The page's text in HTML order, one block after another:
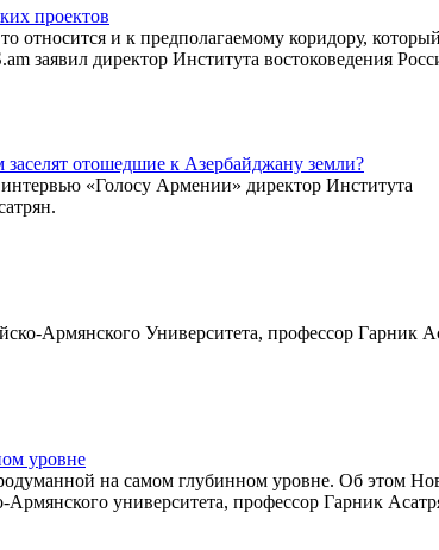
проектов
относится и к предполагаемому коридору,
заявил директор Института востоковедения
отошедшие к Азербайджану земли?
«Голосу Армении» директор Института
Армянского Университета, профессор Гарник
уровне
на самом глубинном уровне. Об этом
университета, профессор Гарник